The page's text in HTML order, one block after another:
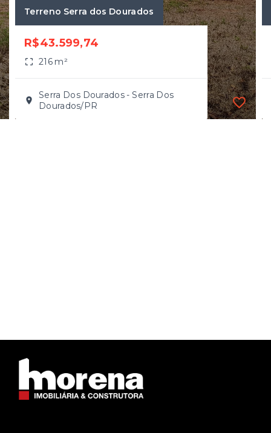
Terreno Serra dos Dourados
R$43.599,74
216 m²
Serra Dos Dourados - Serra Dos
Dourados/PR